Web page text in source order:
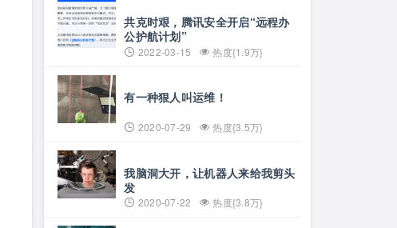
共克时艰，腾讯安全开启“远程办
公护航计划”
2022-03-15 热度{1.9万}
有一种狠人叫运维！
2020-07-29 热度{3.5万}
我脑洞大开，让机器人来给我剪头
发
2020-07-22 热度{3.8万}